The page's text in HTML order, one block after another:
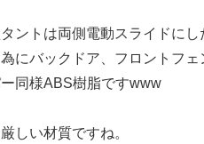
ントは両側電動スライドにし
にバックドア、フロントフェ
同様ABS樹脂ですwww
しい材質ですね。